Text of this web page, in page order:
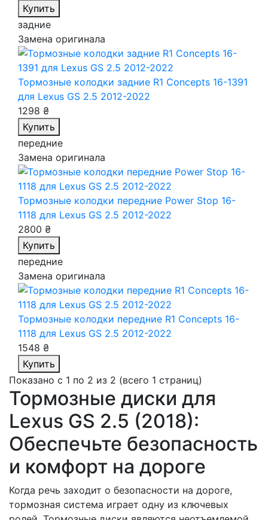
Купить
задние
Замена оригинала
Тормозные колодки задние R1 Concepts 16-1391
для Lexus GS 2.5 2012-2022
1298 ₴
Купить
передние
Замена оригинала
Тормозные колодки передние Power Stop 16-
1118 для Lexus GS 2.5 2012-2022
2800 ₴
Купить
передние
Замена оригинала
Тормозные колодки передние R1 Concepts 16-
1118 для Lexus GS 2.5 2012-2022
1548 ₴
Купить
Показано с 1 по 2 из 2 (всего 1 страниц)
Тормозные диски для
Lexus GS 2.5 (2018):
Обеспечьте безопасность
и комфорт на дороге
Когда речь заходит о безопасности на дороге,
тормозная система играет одну из ключевых